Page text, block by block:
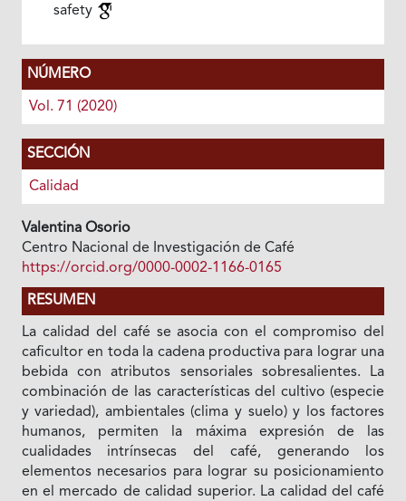
safety
NÚMERO
Vol. 71 (2020)
SECCIÓN
Calidad
Valentina Osorio
Centro Nacional de Investigación de Café
https://orcid.org/0000-0002-1166-0165
RESUMEN
La calidad del café se asocia con el compromiso del
caficultor en toda la cadena productiva para lograr una
bebida con atributos sensoriales sobresalientes. La
combinación de las características del cultivo (especie
y variedad), ambientales (clima y suelo) y los factores
humanos, permiten la máxima expresión de las
cualidades intrínsecas del café, generando los
elementos necesarios para lograr su posicionamiento
en el mercado de calidad superior. La calidad del café